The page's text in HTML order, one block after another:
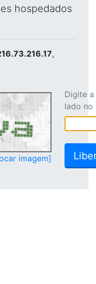
hospedados
,
imagem]
Digite
lado no